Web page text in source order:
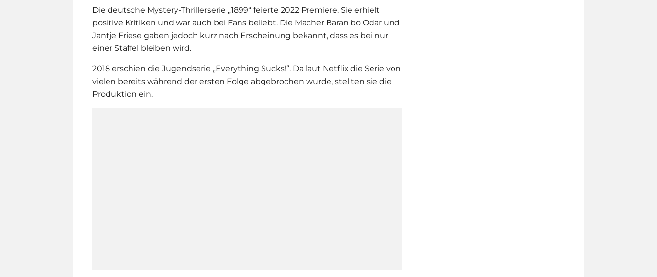
Die deutsche Mystery-Thrillerserie „1899“ feierte 2022 Premiere. Sie erhielt
positive Kritiken und war auch bei Fans beliebt. Die Macher Baran bo Odar und
Jantje Friese gaben jedoch kurz nach Erscheinung bekannt, dass es bei nur
einer Staffel bleiben wird.
2018 erschien die Jugendserie „Everything Sucks!“. Da laut Netflix die Serie von
vielen bereits während der ersten Folge abgebrochen wurde, stellten sie die
Produktion ein.